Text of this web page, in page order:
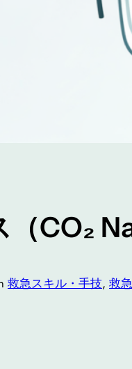
CO₂
救急スキル・手技, 救